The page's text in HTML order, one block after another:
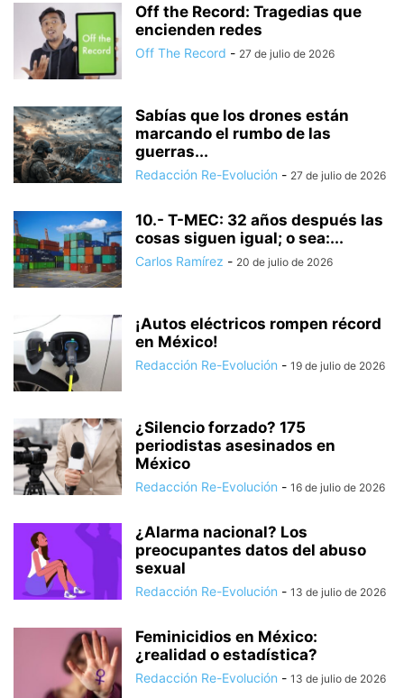
Off the Record: Tragedias que
encienden redes
Off The Record - 27 de julio de 2026
Sabías que los drones están
marcando el rumbo de las
guerras...
Redacción Re-Evolución - 27 de julio de 2026
10.- T-MEC: 32 años después las
cosas siguen igual; o sea:...
Carlos Ramírez - 20 de julio de 2026
¡Autos eléctricos rompen récord
en México!
Redacción Re-Evolución - 19 de julio de 2026
¿Silencio forzado? 175
periodistas asesinados en
México
Redacción Re-Evolución - 16 de julio de 2026
¿Alarma nacional? Los
preocupantes datos del abuso
sexual
Redacción Re-Evolución - 13 de julio de 2026
Feminicidios en México:
¿realidad o estadística?
Redacción Re-Evolución - 13 de julio de 2026